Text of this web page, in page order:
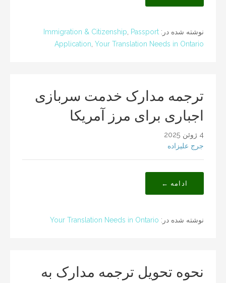
نوشته شده در: Immigration & Citizenship
Passport
Application Your Translation Needs in Ontario
ترجمه مدارک خدمت سربازی
اجباری برای مرز آمریکا
4 ژوئن 2025
جرج علیزاده
ادامه ←
نوشته شده در: Your Translation Needs in Ontario
نحوه تحویل ترجمه مدارک به